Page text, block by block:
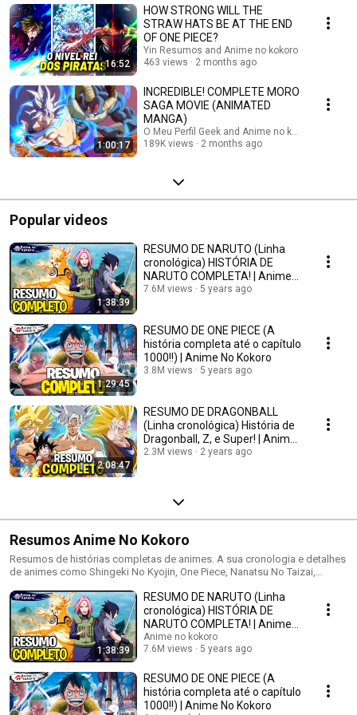
acaso, virou sucesso no mundo inteiro e até hoje é muito cultuado. Neste
ano estrearam 14 séries, sem contar os desenhos que já estavam em
produção anteriormente. Dentre os clássicos daquele ano, A Princesa e o
Cavaleiro (Ribbon no Kishi) e Fantomas (Ogon Batto) marcaram época
também por suas trilhas sonoras de nível cinematográfico.
16:52
HOW STRONG WILL THE
STRAW HATS BE AT THE END
OF ONE PIECE?
Yin Resumos and Anime no kokoro
463 views
2 months ago
1:00:17
INCREDIBLE! COMPLETE MORO
SAGA MOVIE (ANIMATED
MANGA)
O Meu Perfil Geek and Anime no kokoro
189K views
2 months ago
Popular videos
1:38:39
RESUMO DE NARUTO (Linha
cronológica) HISTÓRIA DE
NARUTO COMPLETA! | Anime
No Kokoro
7.6M views 5 years ago
1:29:45
RESUMO DE ONE PIECE (A
história completa até o capítulo
1000!!) | Anime No Kokoro
3.8M views 5 years ago
2:08:47
RESUMO DE DRAGONBALL
(Linha cronológica) História de
Dragonball, Z, e Super! | Anime
No Kokoro
2.3M views 2 years ago
Resumos Anime No Kokoro
Resumos de histórias completas de animes. A sua cronologia e detalhes
de animes como Shingeki No Kyojin, One Piece, Nanatsu No Taizai,
as obras, podendo reviver cada sentimento e relembrar os fatos, sagas,
arcos e histórias emocionantes de cada anime. Relembre os fatos dos
seus animes favoritos aqui nos resumos Anime No Kokoro. Anime é um
termo que define os desenhos animados de origem japonesa e também
os elementos relacionados a estes desenhos. No Japão, anime se refere
à animação em geral. Principais características: O anime é
tradicionalmente desenhado a mão. Porém, com o desenvolvimento dos
recursos tecnológicos de animação, principalmente a partir da década
de 1990, muitos animes passaram a ser produzidos em computadores.
Os temas abordados nos animes são bem variados (dramas, ficção,
1:38:39
RESUMO DE NARUTO (Linha
cronológica) HISTÓRIA DE
NARUTO COMPLETA! | Anime
No Kokoro
Anime no kokoro
7.6M views
5 years ago
RESUMO DE ONE PIECE (A
história completa até o capítulo
1000!!) | Anime No Kokoro